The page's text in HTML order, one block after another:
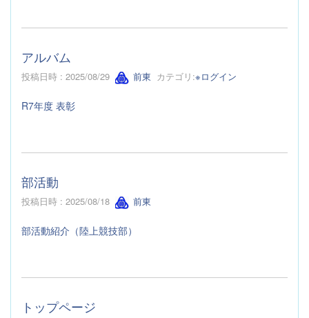
アルバム
投稿日時 : 2025/08/29 前東 カテゴリ:※ログイン
R7年度 表彰
部活動
投稿日時 : 2025/08/18 前東
部活動紹介（陸上競技部）
トップページ